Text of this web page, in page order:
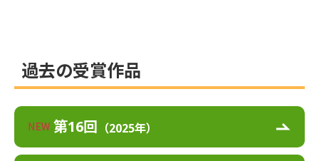
過去の受賞作品
第16回 （2025年）